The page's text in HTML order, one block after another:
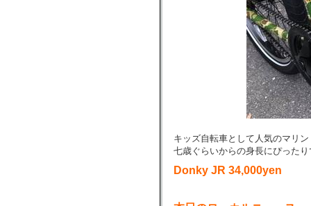
キッズ自転車として人気のマリ
七歳ぐらいからの身長にぴった
Donky JR 34,000yen